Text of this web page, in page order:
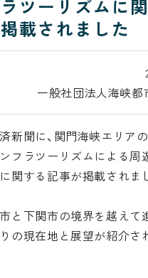
ツーリズムに
載されました
一般社団法人海峡都
新聞に、関門海峡エリア
フラツーリズムによる周
関する記事が掲載されま
と下関市の境界を越えて
の現在地と展望が紹介さ